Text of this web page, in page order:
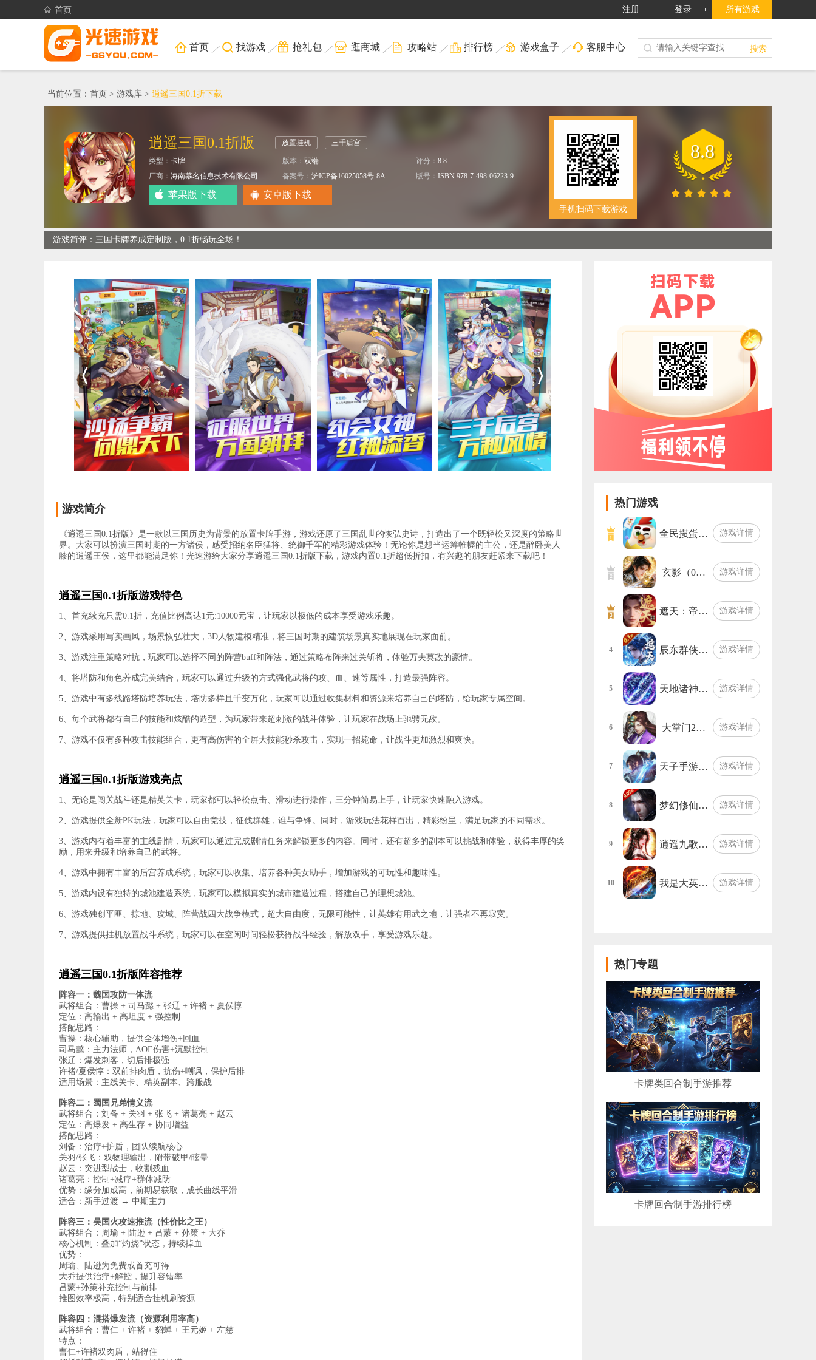
首页 注册 登录 所有游戏
首页 找游戏 抢礼包 逛商城 攻略站 排行榜 游戏盒子 客服中心 搜索
当前位置： 首页 > 游戏库 > 逍遥三国0.1折下载
逍遥三国0.1折版 放置挂机 三千后宫
类型： 卡牌 版本： 双端 评分： 8.8
厂商： 海南慕名信息技术有限公司 备案号： 沪ICP备16025058号-8A 版号： ISBN 978-7-498-06223-9
大小： 919.06M
苹果版下载 安卓版下载
手机扫码下载游戏
8.8
游戏简评：三国卡牌养成定制版，0.1折畅玩全场！
游戏简介
《逍遥三国0.1折版》是一款以三国历史为背景的放置卡牌手游，游戏还原了三国乱世的恢弘史诗，打造出了一个既轻松又深度的策略世
界。大家可以扮演三国时期的一方诸侯，感受招纳名臣猛将、统御千军的精彩游戏体验！无论你是想当运筹帷幄的主公，还是醉卧美人
膝的逍遥王侯，这里都能满足你！光速游给大家分享逍遥三国0.1折版下载，游戏内置0.1折超低折扣，有兴趣的朋友赶紧来下载吧！
逍遥三国0.1折版游戏特色
1、首充续充只需0.1折，充值比例高达1元:10000元宝，让玩家以极低的成本享受游戏乐趣。
2、游戏采用写实画风，场景恢弘壮大，3D人物建模精准，将三国时期的建筑场景真实地展现在玩家面前。
3、游戏注重策略对抗，玩家可以选择不同的阵营buff和阵法，通过策略布阵来过关斩将，体验万夫莫敌的豪情。
4、将塔防和角色养成完美结合，玩家可以通过升级的方式强化武将的攻、血、速等属性，打造最强阵容。
5、游戏中有多线路塔防培养玩法，塔防多样且千变万化，玩家可以通过收集材料和资源来培养自己的塔防，给玩家专属空间。
6、每个武将都有自己的技能和炫酷的造型，为玩家带来超刺激的战斗体验，让玩家在战场上驰骋无敌。
7、游戏不仅有多种攻击技能组合，更有高伤害的全屏大技能秒杀攻击，实现一招毙命，让战斗更加激烈和爽快。
逍遥三国0.1折版游戏亮点
1、无论是闯关战斗还是精英关卡，玩家都可以轻松点击、滑动进行操作，三分钟简易上手，让玩家快速融入游戏。
2、游戏提供全新PK玩法，玩家可以自由竞技，征伐群雄，谁与争锋。同时，游戏玩法花样百出，精彩纷呈，满足玩家的不同需求。
3、游戏内有着丰富的主线剧情，玩家可以通过完成剧情任务来解锁更多的内容。同时，还有超多的副本可以挑战和体验，获得丰厚的奖
励，用来升级和培养自己的武将。
4、游戏中拥有丰富的后宫养成系统，玩家可以收集、培养各种美女助手，增加游戏的可玩性和趣味性。
5、游戏内设有独特的城池建造系统，玩家可以模拟真实的城市建造过程，搭建自己的理想城池。
6、游戏独创平匪、掠地、攻城、阵营战四大战争模式，超大自由度，无限可能性，让英雄有用武之地，让强者不再寂寞。
7、游戏提供挂机放置战斗系统，玩家可以在空闲时间轻松获得战斗经验，解放双手，享受游戏乐趣。
逍遥三国0.1折版阵容推荐
阵容一：魏国攻防一体流
武将组合：曹操 + 司马懿 + 张辽 + 许褚 + 夏侯惇
定位：高输出 + 高坦度 + 强控制
搭配思路：
曹操：核心辅助，提供全体增伤+回血
司马懿：主力法师，AOE伤害+沉默控制
张辽：爆发刺客，切后排极强
许褚/夏侯惇：双前排肉盾，抗伤+嘲讽，保护后排
适用场景：主线关卡、精英副本、跨服战
阵容二：蜀国兄弟情义流
武将组合：刘备 + 关羽 + 张飞 + 诸葛亮 + 赵云
定位：高爆发 + 高生存 + 协同增益
搭配思路：
刘备：治疗+护盾，团队续航核心
关羽/张飞：双物理输出，附带破甲/眩晕
赵云：突进型战士，收割残血
诸葛亮：控制+减疗+群体减防
优势：缘分加成高，前期易获取，成长曲线平滑
适合：新手过渡 → 中期主力
阵容三：吴国火攻速推流（性价比之王）
武将组合：周瑜 + 陆逊 + 吕蒙 + 孙策 + 大乔
核心机制：叠加“灼烧”状态，持续掉血
优势：
周瑜、陆逊为免费或首充可得
大乔提供治疗+解控，提升容错率
吕蒙+孙策补充控制与前排
推图效率极高，特别适合挂机刷资源
阵容四：混搭爆发流（资源利用率高）
武将组合：曹仁 + 许褚 + 貂蝉 + 王元姬 + 左慈
特点：
曹仁+许褚双肉盾，站得住
热门游戏
全民掼蛋… 游戏详情
玄影（0… 游戏详情
遮天：帝… 游戏详情
4 辰东群侠… 游戏详情
5 天地诸神… 游戏详情
6 大掌门2… 游戏详情
7 天子手游… 游戏详情
8 梦幻修仙… 游戏详情
9 逍遥九歌… 游戏详情
10 我是大英… 游戏详情
热门专题
卡牌类回合制手游推荐
卡牌回合制手游排行榜